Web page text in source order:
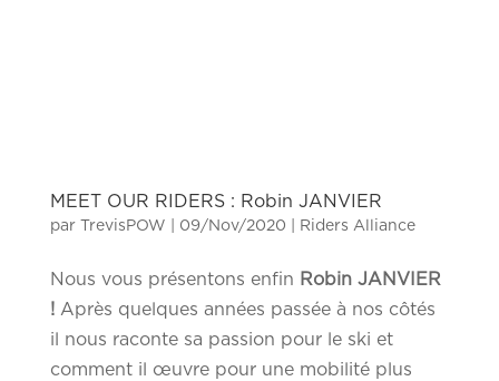
MEET OUR RIDERS : Robin JANVIER
par TrevisPOW 09/Nov/2020 Riders Alliance
Nous vous présentons enfin Robin JANVIER
! Après quelques années passée à nos côtés
il nous raconte sa passion pour le ski et
comment il œuvre pour une mobilité plus